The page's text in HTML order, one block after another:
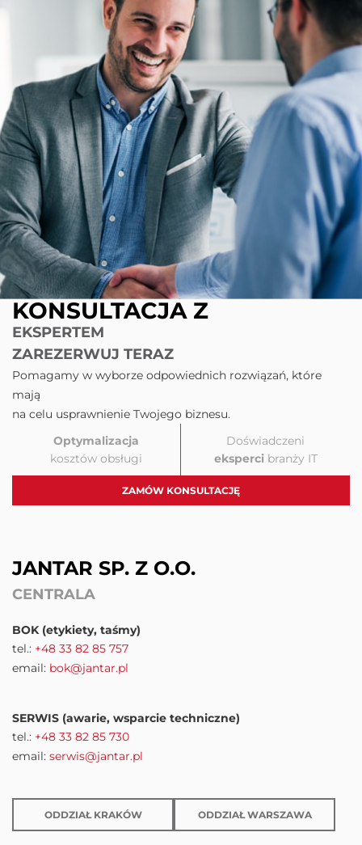
KONSULTACJA Z
EKSPERTEM
ZAREZERWUJ TERAZ
Pomagamy w wyborze odpowiednich rozwiązań, które
mają
na celu usprawnienie Twojego biznesu.
Optymalizacja
kosztów obsługi
Doświadczeni
ekspercibranży IT
ZAMÓW KONSULTACJĘ
JANTAR SP. Z O.O.
CENTRALA
BOK (etykiety, taśmy)
tel.: +48 33 82 85 757
email: bok@jantar.pl
SERWIS (awarie, wsparcie techniczne)
tel.: +48 33 82 85 730
email: serwis@jantar.pl
ODDZIAŁ KRAKÓW ODDZIAŁ WARSZAWA